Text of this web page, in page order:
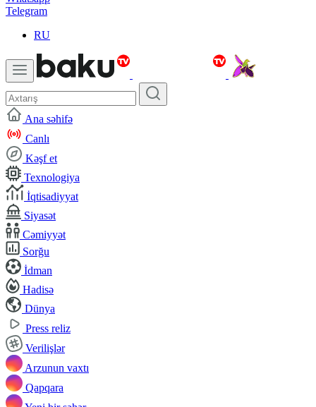
Telegram
RU
Ana səhifə
Canlı
Kəşf et
Texnologiya
İqtisadiyyat
Siyasət
Cəmiyyət
Sorğu
İdman
Hadisə
Dünya
Press reliz
Verilişlər
Arzunun vaxtı
Qapqara